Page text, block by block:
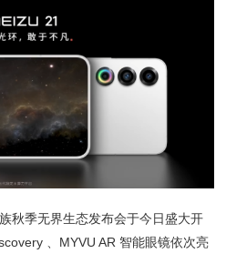
秋季无界生态发布会于今日盛大开
、MYVU AR 智能眼镜依次亮